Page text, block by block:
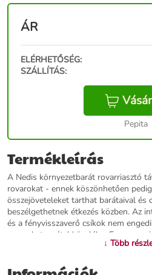
ÁR
ELÉRHETŐSÉG:
SZÁLLÍTÁS:
Pepita
Termékleírás
A Nedis környezetbarát rovarriasztó
rovarokat - ennek köszönhetően
összejöveteleket tarthat barátaival és
beszélgethetnek étkezés közben. Az
és a fényvisszaverő csíkok nem
rovarokat az étel közelébe. Ez a
rovarirtó szerekkel ellentétben nem
mellett is. Mivel kompakt kialakítású
↓ Több